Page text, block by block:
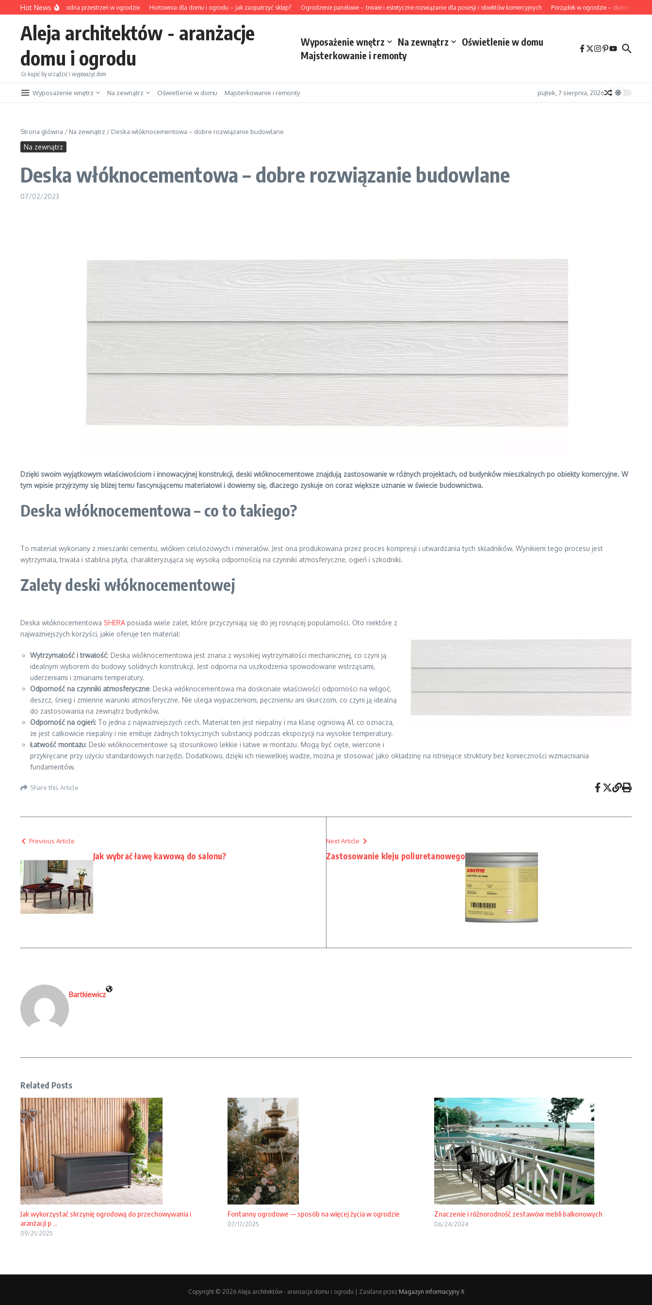
Przejdź do treści
Hot News
taras i trawnik – wygodna przestrzeń w ogrodzie Hurtownia dla domu i ogrodu – jak zaopatrzyć sklep? Ogrodzenie panelowe – trwałe i estetyczne rozwiązanie dla posesji i obiektów komercyjnych Porządek w ogrodzie – domek
Aleja architektów - aranżacje
domu i ogrodu
Co kupić by urządzić i wyposażyć dom
Wyposażenie wnętrz Na zewnątrz
Oświetlenie w domu
Majsterkowanie i remonty
Wyposażenie wnętrz Na zewnątrz Oświetlenie w domu Majsterkowanie i remonty piątek, 7 sierpnia, 2026
Strona główna / Na zewnątrz / Deska włóknocementowa – dobre rozwiązanie budowlane
Na zewnątrz
Deska włóknocementowa – dobre rozwiązanie budowlane
07/02/2023
Dzięki swoim wyjątkowym właściwościom i innowacyjnej konstrukcji, deski włóknocementowe znajdują zastosowanie w różnych projektach, od budynków mieszkalnych po obiekty komercyjne. W
tym wpisie przyjrzymy się bliżej temu fascynującemu materiałowi i dowiemy się, dlaczego zyskuje on coraz większe uznanie w świecie budownictwa.
Deska włóknocementowa – co to takiego?
To materiał wykonany z mieszanki cementu, włókien celulozowych i minerałów. Jest ona produkowana przez proces kompresji i utwardzania tych składników. Wynikiem tego procesu jest
wytrzymała, trwała i stabilna płyta, charakteryzująca się wysoką odpornością na czynniki atmosferyczne, ogień i szkodniki.
Zalety deski włóknocementowej
Deska włóknocementowa SHERA posiada wiele zalet, które przyczyniają się do jej rosnącej popularności. Oto niektóre z
najważniejszych korzyści, jakie oferuje ten materiał:
Wytrzymałość i trwałość: Deska włóknocementowa jest znana z wysokiej wytrzymałości mechanicznej, co czyni ją
idealnym wyborem do budowy solidnych konstrukcji. Jest odporna na uszkodzenia spowodowane wstrząsami,
uderzeniami i zmianami temperatury.
Odporność na czynniki atmosferyczne: Deska włóknocementowa ma doskonałe właściwości odporności na wilgoć,
deszcz, śnieg i zmienne warunki atmosferyczne. Nie ulega wypaczeniom, pęcznieniu ani skurczom, co czyni ją idealną
do zastosowania na zewnątrz budynków.
Odporność na ogień: To jedna z najważniejszych cech. Materiał ten jest niepalny i ma klasę ogniową A1, co oznacza,
że jest całkowicie niepalny i nie emituje żadnych toksycznych substancji podczas ekspozycji na wysokie temperatury.
Łatwość montażu: Deski włóknocementowe są stosunkowo lekkie i łatwe w montażu. Mogą być cięte, wiercone i
przykręcane przy użyciu standardowych narzędzi. Dodatkowo, dzięki ich niewielkiej wadze, można je stosować jako okładzinę na istniejące struktury bez konieczności wzmacniania
fundamentów.
Share this Article
Previous Article
Jak wybrać ławę kawową do salonu?
Next Article
Zastosowanie kleju poliuretanowego
Bartkiewicz
Related Posts
Jak wykorzystać skrzynię ogrodową do przechowywania i
aranżacji p ...
09/21/2025
Fontanny ogrodowe — sposób na więcej życia w ogrodzie
07/17/2025
Znaczenie i różnorodność zestawów mebli balkonowych
06/24/2024
Copyright © 2026 Aleja architektów - aranżacje domu i ogrodu | Zasilane przez Magazyn informacyjny X